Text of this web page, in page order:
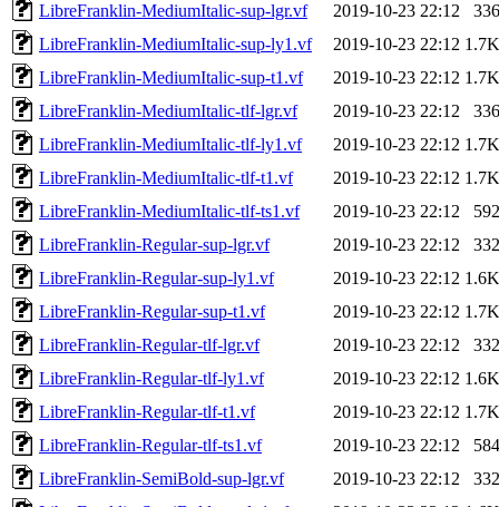
LibreFranklin-MediumItalic-sup-lgr.vf 2019-10-23 22:12
336
LibreFranklin-MediumItalic-sup-ly1.vf
2019-10-23 22:12 1.7K
LibreFranklin-MediumItalic-sup-t1.vf
2019-10-23 22:12 1.7K
LibreFranklin-MediumItalic-tlf-lgr.vf
2019-10-23 22:12
336
LibreFranklin-MediumItalic-tlf-ly1.vf
2019-10-23 22:12 1.7K
LibreFranklin-MediumItalic-tlf-t1.vf
2019-10-23 22:12 1.7K
LibreFranklin-MediumItalic-tlf-ts1.vf
2019-10-23 22:12
592
LibreFranklin-Regular-sup-lgr.vf
2019-10-23 22:12
332
LibreFranklin-Regular-sup-ly1.vf
2019-10-23 22:12 1.6K
LibreFranklin-Regular-sup-t1.vf
2019-10-23 22:12 1.7K
LibreFranklin-Regular-tlf-lgr.vf
2019-10-23 22:12
332
LibreFranklin-Regular-tlf-ly1.vf
2019-10-23 22:12 1.6K
LibreFranklin-Regular-tlf-t1.vf
2019-10-23 22:12 1.7K
LibreFranklin-Regular-tlf-ts1.vf
2019-10-23 22:12
584
LibreFranklin-SemiBold-sup-lgr.vf
2019-10-23 22:12
332